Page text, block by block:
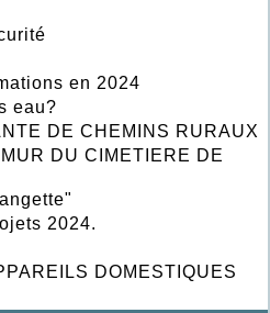
en 2024
eau?
DE CHEMINS RURAUX
DU CIMETIERE DE
2024.
DOMESTIQUES